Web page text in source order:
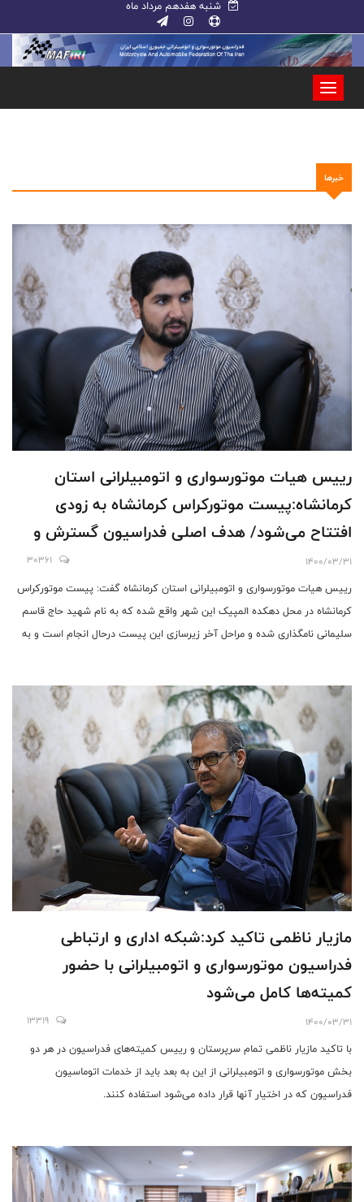
شنبه هفدهم مرداد ماه
خبرها
رییس هیات موتورسواری و اتومبیلرانی استان
کرمانشاه:پیست موتورکراس کرمانشاه به زودی
افتتاح می‌شود/ هدف اصلی فدراسیون گسترش و
توسعه رشته موتورسواری و اتومبیلرانی در همه
استان هااست
1400/03/31
30361
رییس هیات موتورسواری و اتومبیلرانی استان کرمانشاه گفت: پیست موتورکراس
کرمانشاه در محل دهکده المپیک این شهر واقع شده که به نام شهید حاج قاسم
سلیمانی نامگذاری شده و مراحل آخر زیرسازی این پیست درحال انجام است و به
مازیار ناظمی تاکید کرد:شبکه اداری و ارتباطی
فدراسیون موتورسواری و اتومبیلرانی با حضور
کمیته‌ها کامل می‌شود
1400/03/31
13319
با تاکید مازیار ناظمی تمام سرپرستان و رییس کمیته‌های فدراسیون در هر دو
بخش موتورسواری و اتومبیلرانی از این به بعد باید از خدمات اتوماسیون
فدراسیون که در اختیار آنها قرار داده می‌شود استفاده کنند.